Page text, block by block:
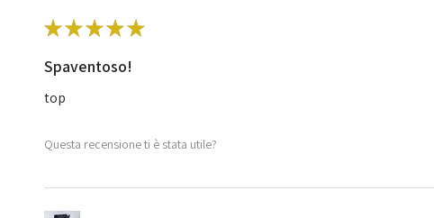
★★★★★
Spaventoso!
top
Questa recensione ti è stata utile?